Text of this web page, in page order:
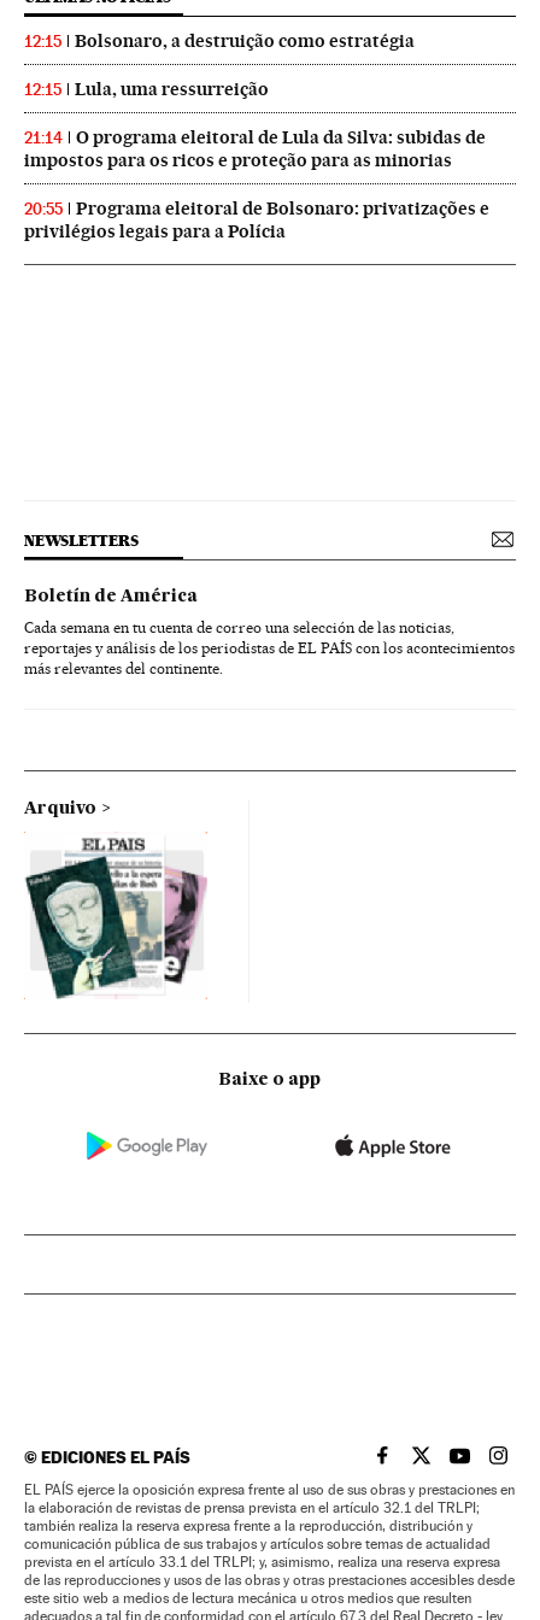
12:15 Bolsonaro, a destruição como estratégia
12:15 Lula, uma ressurreição
21:14
O programa eleitoral de Lula da Silva: subidas de
impostos para os ricos e proteção para as minorias
20:55
Programa eleitoral de Bolsonaro: privatizações e
privilégios legais para a Polícia
NEWSLETTERS
Boletín de América
Cada semana en tu cuenta de correo una selección de las noticias,
reportajes y análisis de los periodistas de EL PAÍS con los acontecimientos
más relevantes del continente.
Arquivo
Baixe o app
©EDICIONES EL PAÍS EL PAÍS BRASIL EN
EL PAÍSEL PAÍS
EL
EL PAÍS ejerce la oposición expresa frente al uso de sus obras y prestaciones en
la elaboración de revistas de prensa prevista en el artículo 32.1 del TRLPI;
también realiza la reserva expresa frente a la reproducción, distribución y
comunicación pública de sus trabajos y artículos sobre temas de actualidad
prevista en el artículo 33.1 del TRLPI; y, asimismo, realiza una reserva expresa
de las reproducciones y usos de las obras y otras prestaciones accesibles desde
este sitio web a medios de lectura mecánica u otros medios que resulten
adecuados a tal fin de conformidad con el artículo 67.3 del Real Decreto - ley